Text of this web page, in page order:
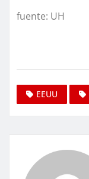
fuente: UH
EEUU